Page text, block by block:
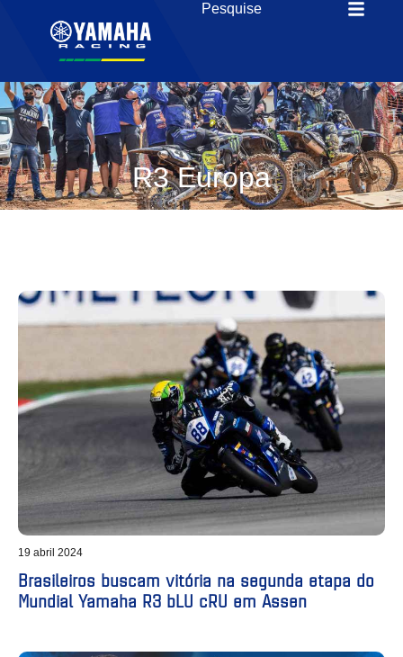
R3 Europa
19 abril 2024
Brasileiros buscam vitória na segunda etapa do
Mundial Yamaha R3 bLU cRU em Assen